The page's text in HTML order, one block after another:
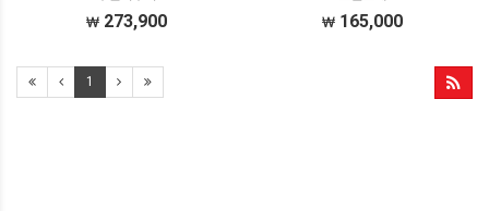
273,900 165,000
1